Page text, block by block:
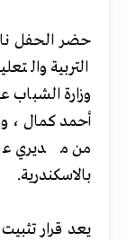
حضر الحفل
التربية
وزارة الشباب
أحمد كمال ،
من مديري
بالاسكندرية.
يعد قرار تثبيت